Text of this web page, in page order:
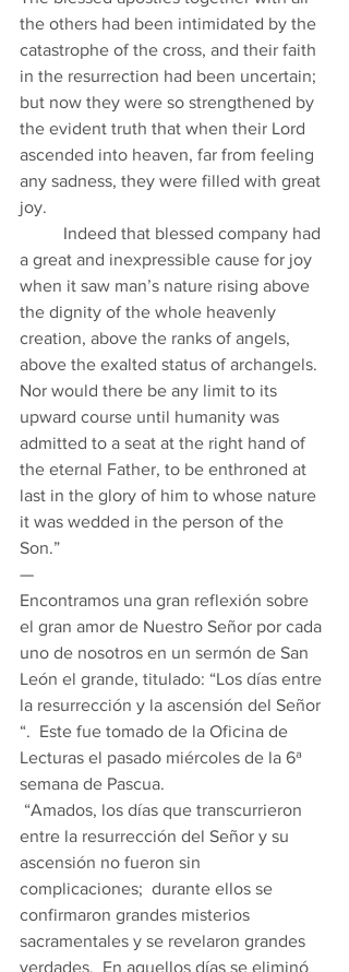
the others had been intimidated by the
catastrophe of the cross, and their faith
in the resurrection had been uncertain;
but now they were so strengthened by
the evident truth that when their Lord
ascended into heaven, far from feeling
any sadness, they were filled with great
joy.
a great and inexpressible cause for joy
when it saw man’s nature rising above
the dignity of the whole heavenly
creation, above the ranks of angels,
above the exalted status of archangels.
Nor would there be any limit to its
upward course until humanity was
admitted to a seat at the right hand of
the eternal Father, to be enthroned at
last in the glory of him to whose nature
it was wedded in the person of the
Son.”
—
Encontramos una gran reflexión sobre
el gran amor de Nuestro Señor por cada
uno de nosotros en un sermón de San
León el grande, titulado: “Los días entre
la resurrección y la ascensión del Señor
“.  Este fue tomado de la Oficina de
Lecturas el pasado miércoles de la 6ª
semana de Pascua.
entre la resurrección del Señor y su
ascensión no fueron sin
complicaciones;  durante ellos se
confirmaron grandes misterios
sacramentales y se revelaron grandes
verdades.  En aquellos días se eliminó